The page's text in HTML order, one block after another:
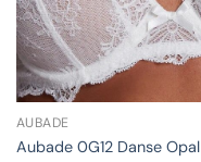
AUBADE
Aubade 0G12 Danse Opal